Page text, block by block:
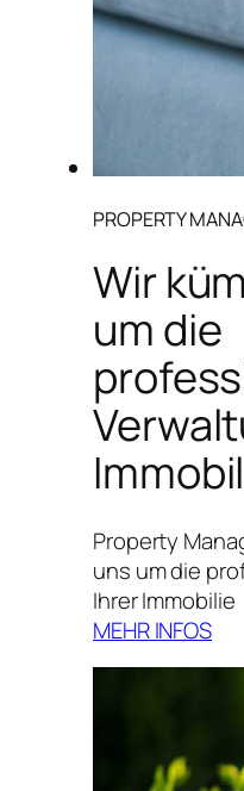
PROPERTY
Wir
um die
Property
uns um die
Ihrer Immobilie
MEHR INFOS